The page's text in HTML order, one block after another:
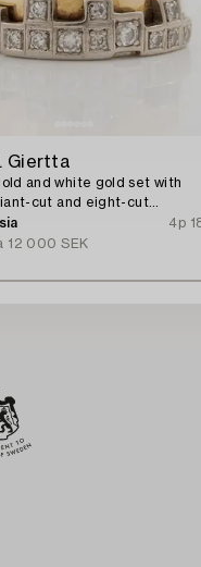
Giertta
and white gold set with
cut and eight-cut
4p
12 000 SEK